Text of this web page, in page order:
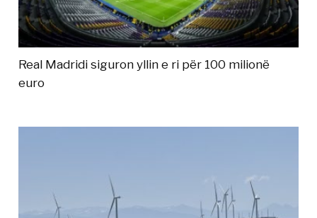
Real Madridi siguron yllin e ri për 100 milionë
euro